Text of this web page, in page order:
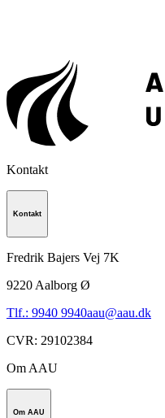
Kontakt
Kontakt
Fredrik Bajers Vej 7K
9220 Aalborg Ø
Tlf.: 9940 9940aau@aau.dk
CVR: 29102384
Om AAU
Om AAU